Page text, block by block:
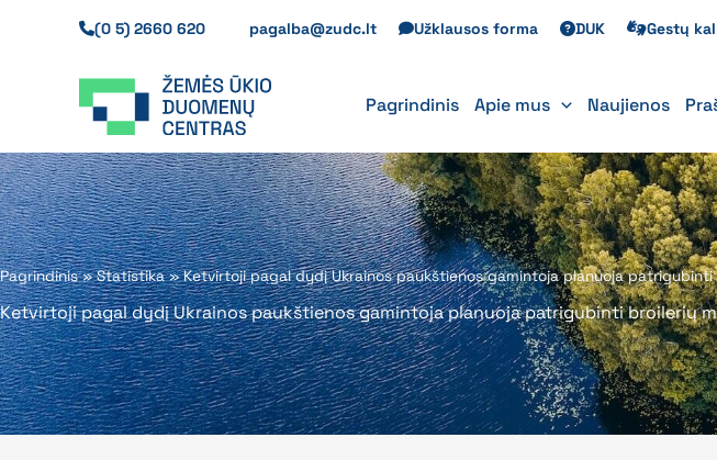
(0 5) 2660 620 pagalba@zudc.lt Užklausos forma DUK Gestų
Pagrindinis Apie mus Naujienos
Pagrindinis»Statistika»Ketvirtoji pagal dydį Ukrainos paukštienos gamintoja planuoja
Ketvirtoji pagal dydį Ukrainos paukštienos gamintoja planuoja patrigubinti broilerių